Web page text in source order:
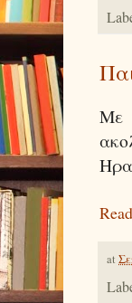
Με
at